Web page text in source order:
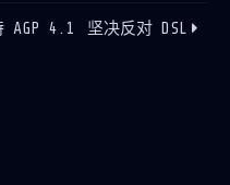
AGP 4.1 坚决反对 DSL